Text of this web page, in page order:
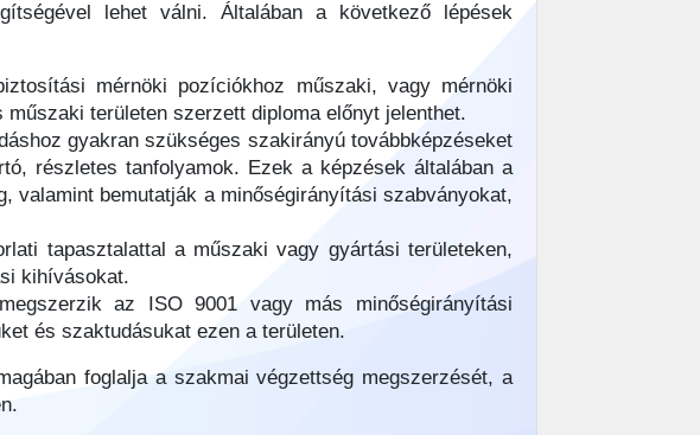
lehet válni. Általában a következő lépések
mérnöki pozíciókhoz műszaki, vagy mérnöki
területen szerzett diploma előnyt jelenthet.
gyakran szükséges szakirányú továbbképzéseket
részletes tanfolyamok. Ezek a képzések általában a
valamint bemutatják a minőségirányítási szabványokat,
tapasztalattal a műszaki vagy gyártási területeken,
kihívásokat.
az ISO 9001 vagy más minőségirányítási
és szaktudásukat ezen a területen.
foglalja a szakmai végzettség megszerzését, a